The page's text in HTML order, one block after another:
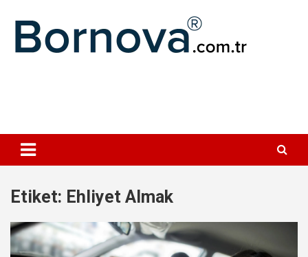
Etiket: Ehliyet Almak